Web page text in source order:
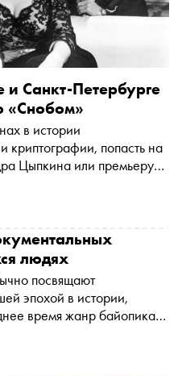
и Санкт-Петербурге
«Снобом»
в истории
криптографии, попасть на
Цыпкина или премьеру
сходить на
людях
посвящают
эпохой в истории,
время жанр байопика
с жанром игрового